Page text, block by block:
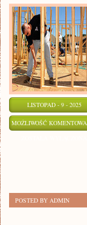
LISTOPAD - 9 - 2025
MOŻLIWOŚĆ
POSTED BY ADMIN